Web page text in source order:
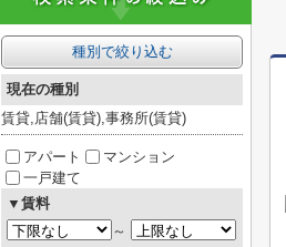
種別で絞り込む
現在の種別
賃貸,店舗(賃貸),事務所(賃貸)
アパート
マンション
一戸建て
▼賃料
～